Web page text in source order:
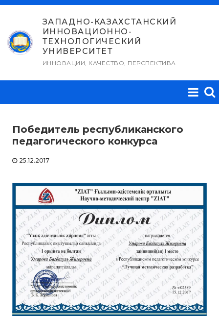
Перейти
содержимому
ЗАПАДНО-КАЗАХСТАНСКИЙ
ИННОВАЦИОННО-
ТЕХНОЛОГИЧЕСКИЙ
УНИВЕРСИТЕТ
ИННОВАЦИИ, КАЧЕСТВО, ПЕРСПЕКТИВА
Победитель республиканского
педагогического конкурса
25.12.2017